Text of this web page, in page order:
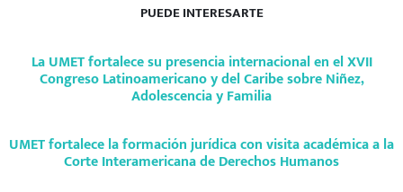
PUEDE INTERESARTE
La UMET fortalece su presencia internacional en el XVII
Congreso Latinoamericano y del Caribe sobre Niñez,
Adolescencia y Familia
UMET fortalece la formación jurídica con visita académica a la
Corte Interamericana de Derechos Humanos